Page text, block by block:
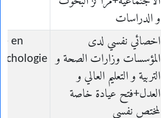
و الدراسات
اخصائي نفسي لدى
المؤسسات وزارات الصحة و
التربية و التعليم العالي و
العدل+فتح عيادة خاصة
لمختص نفسي
en